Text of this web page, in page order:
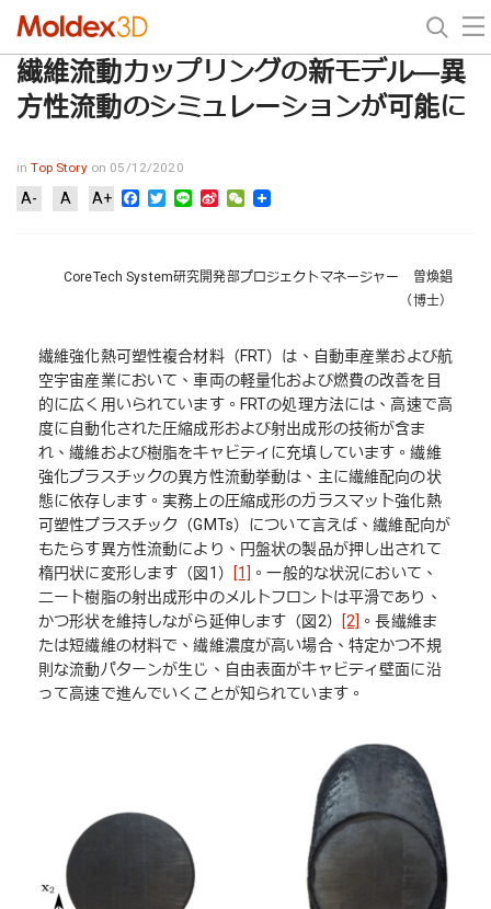
繊維流動カップリングの新モデル―異
方性流動のシミュレーションが可能に
inTop Story on 05/12/2020
A- A A+ Facebook
Twitter
Line Sina WeChat
CoreTech System研究開発部プロジェクトマネージャー 曽煥錩
（博士）
繊維強化熱可塑性複合材料（FRT）は、自動車産業および航
空宇宙産業において、車両の軽量化および燃費の改善を目
的に広く用いられています。FRTの処理方法には、高速で高
度に自動化された圧縮成形および射出成形の技術が含ま
れ、繊維および樹脂をキャビティに充填しています。繊維
強化プラスチックの異方性流動挙動は、主に繊維配向の状
態に依存します。実務上の圧縮成形のガラスマット強化熱
可塑性プラスチック（GMTs）について言えば、繊維配向が
もたらす異方性流動により、円盤状の製品が押し出されて
楕円状に変形します（図1）
[1] 。一般的な状況において、
ニート樹脂の射出成形中のメルトフロントは平滑であり、
かつ形状を維持しながら延伸します（図2）
[2] 。長繊維ま
たは短繊維の材料で、繊維濃度が高い場合、特定かつ不規
則な流動パターンが生じ、自由表面がキャビティ壁面に沿
って高速で進んでいくことが知られています。